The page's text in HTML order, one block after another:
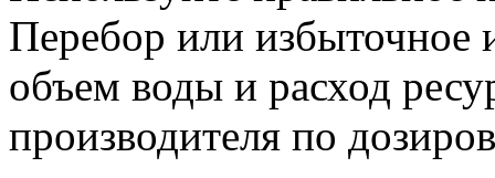
Перебор или избыточное
объем воды и расход
производителя по